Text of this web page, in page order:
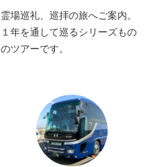
霊場巡礼、巡拝の旅へご案内。
１年を通して巡るシリーズもの
のツアーです。